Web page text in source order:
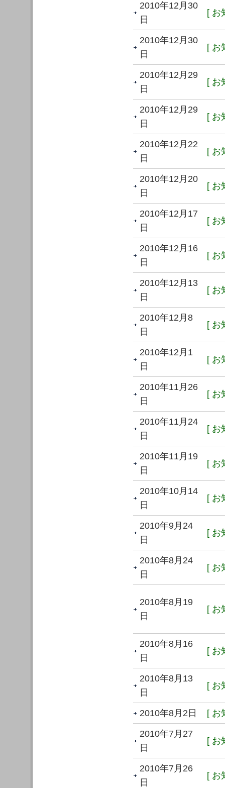
2010年12月30
日
[ お
2010年12月30
日
[ お
2010年12月29
日
[ お
2010年12月29
日
[ お
2010年12月22
日
[ お
2010年12月20
日
[ お
2010年12月17
日
[ お
2010年12月16
日
[ お
2010年12月13
日
[ お
2010年12月8
日
[ お
2010年12月1
日
[ お
2010年11月26
日
[ お
2010年11月24
日
[ お
2010年11月19
日
[ お
2010年10月14
日
[ お
2010年9月24
日
[ お
2010年8月24
日
[ お
2010年8月19
日
[ お
2010年8月16
日
[ お
2010年8月13
日
[ お
2010年8月2日 [ お
2010年7月27
日
[ お
2010年7月26
日
[ お